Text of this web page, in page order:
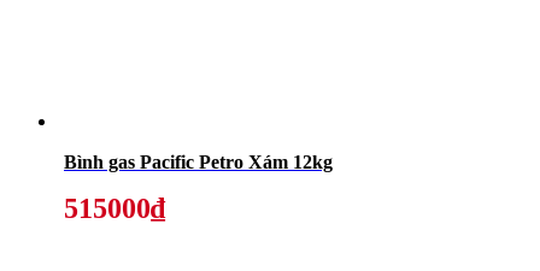
Bình gas Pacific Petro Xám 12kg
515000₫